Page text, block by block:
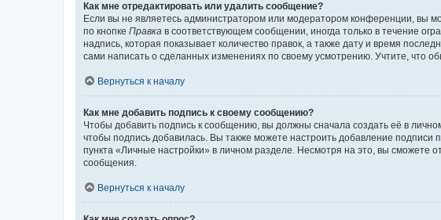
Как мне отредактировать или удалить сообщение?
Если вы не являетесь администратором или модератором конференции, вы
по кнопке Правка в соответствующем сообщении, иногда только в течение
надпись, которая показывает количество правок, а также дату и время
сами написать о сделанных изменениях по своему усмотрению. Учтите, что
Вернуться к началу
Как мне добавить подпись к своему сообщению?
Чтобы добавить подпись к сообщению, вы должны сначала создать её в
чтобы подпись добавилась. Вы также можете настроить добавление
пункта «Личные настройки» в личном разделе. Несмотря на это, вы сможете
сообщения.
Вернуться к началу